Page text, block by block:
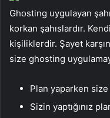
Ghosting uygulayan
korkan şahıslardır.
kişiliklerdir. Şayet
size ghosting
Plan yaparken
Sizin yaptığınız